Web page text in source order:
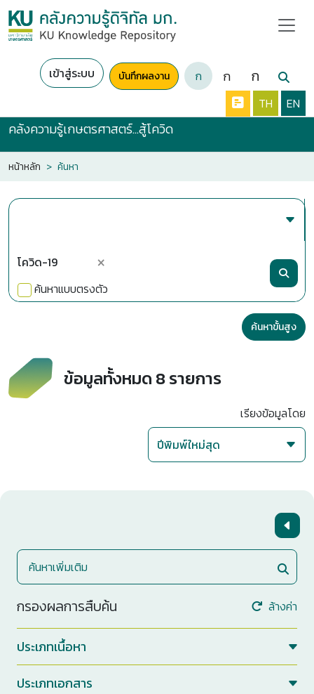
เข้าสู่ระบบ บันทึกผลงาน ก ก ก
TH EN
คลังความรู้เกษตรศาสตร์...สู้โควิด
หน้าหลัก ค้นหา
×
ค้นหาแบบตรงตัว
ค้นหาขั้นสูง
ข้อมูลทั้งหมด 8 รายการ
เรียงข้อมูลโดย
กรองผลการสืบค้น ล้างค่า
ประเภทเนื้อหา
ประเภทเอกสาร